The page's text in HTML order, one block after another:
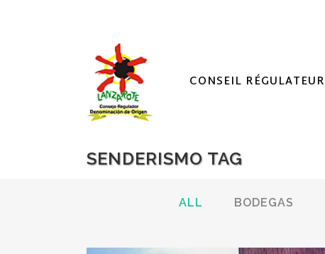
CONSEIL RÉGULATEUR
SENDERISMO TAG
ALL BODEGAS